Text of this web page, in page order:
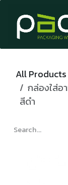
Skip to
All Products
กล่องใส่อ
สีดำ